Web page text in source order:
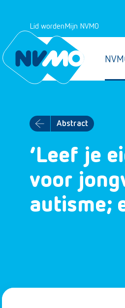
Lid wordenMijn NVMO
Abstract
‘Leef je
voor
autisme;